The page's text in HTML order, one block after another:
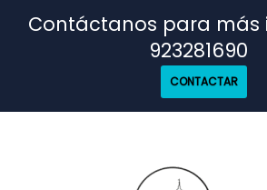
Contáctanos para más
923281690
CONTACTAR